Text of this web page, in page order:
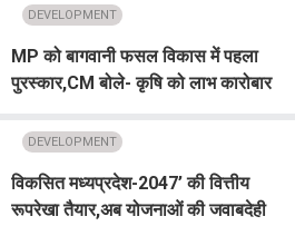
DEVELOPMENT
MP को बागवानी फसल विकास में पहला
पुरस्कार,CM बोले- कृषि को लाभ कारोबार
DEVELOPMENT
विकसित मध्यप्रदेश-2047’ की वित्तीय
रूपरेखा तैयार,अब योजनाओं की जवाबदेही